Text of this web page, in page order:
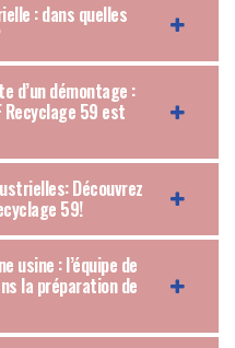
: dans quelles
d’un démontage :
Recyclage 59 est
Découvrez
59!
usine : l’équipe de
la préparation de